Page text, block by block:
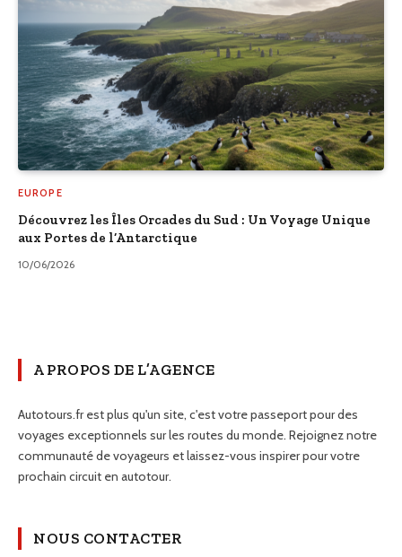
EUROPE
Découvrez les Îles Orcades du Sud : Un Voyage Unique
aux Portes de l’Antarctique
10/06/2026
A PROPOS DE L’AGENCE
Autotours.fr est plus qu'un site, c'est votre passeport pour des
voyages exceptionnels sur les routes du monde. Rejoignez notre
communauté de voyageurs et laissez-vous inspirer pour votre
prochain circuit en autotour.
NOUS CONTACTER